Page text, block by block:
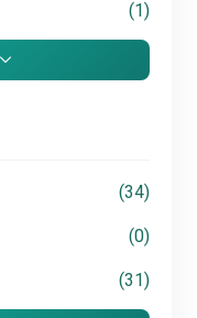
(1)
(34)
(0)
(31)